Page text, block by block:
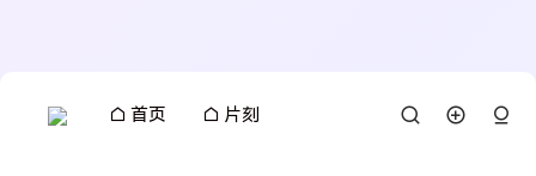
首页 片刻